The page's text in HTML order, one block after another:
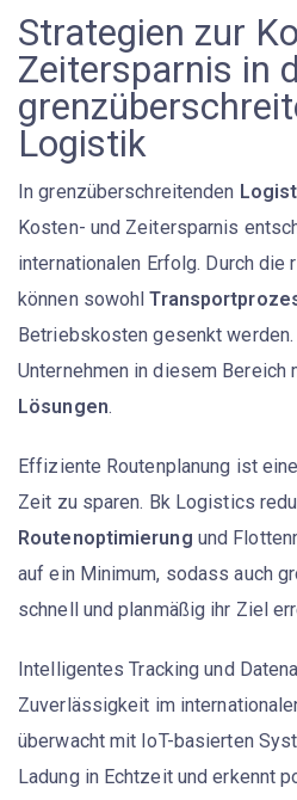
Strategien zur
Zeitersparnis in
Logistik
In grenzüberschreitenden
Kosten- und Zeitersparnis
internationalen Erfolg. Durch die
können sowohl
Betriebskosten gesenkt
Unternehmen in diesem
Lösungen.
Effiziente Routenplanung ist
Zeit zu sparen. Bk Logistics
Routenoptimierung und
auf ein Minimum, sodass auch
schnell und planmäßig ihr Ziel
Intelligentes Tracking und
Zuverlässigkeit im
überwacht mit IoT-basierten
Ladung in Echtzeit und erkennt